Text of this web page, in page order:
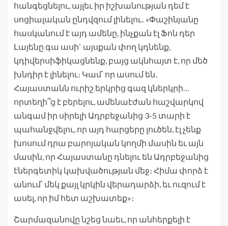
հանգեցնելու, այլեւ իր իշխանության դեմ է
սոցիալական ընդվզում լինելու․ «Փաշինյանը
հասկանում է այդ ամենը, ինչքան էլ Ֆոն դեր
Լայենը գա ասի` այսքան փող կդնենք,
կդիվերսիֆիկացնենք, բայց ակնհայտ է, որ մեծ
խնդիր է լինելու։ Կամ՝ որ ասում են․
Հայաստանն ուրիշ երկրից գազ կներկրի…
որտեղի՞ց է բերելու, ամենաէժան հաշվարկով
անգամ իր սիրելի Ադրբեջանից 3-5 տարի է
պահանջվելու, որ այդ հարցերը լուծեն, էլ չենք
խոսում դրա բարոյական կողմի մասին եւ այն
մասին, որ Հայաստանը դնելու են Ադրբեջանից
էներգետիկ կախվածության մեջ։ Հիմա փորձ է
անում՝ մեկ քայլ կրկին վերադարձի, եւ ուզում է
ասել, որ իմ հետ աշխատեք»։
Շարմազանովը նշեց նաեւ, որ անհերքելի է